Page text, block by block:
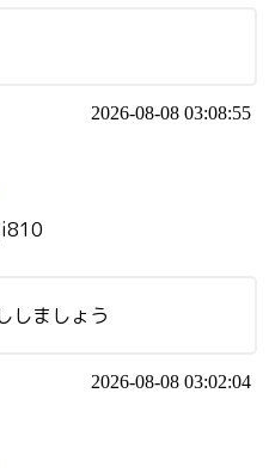
2026-08-08 03:08:55
しましょう
2026-08-08 03:02:04